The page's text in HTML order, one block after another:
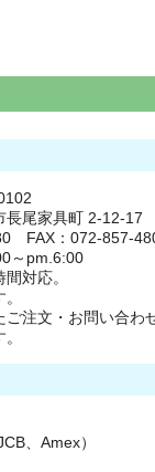
長尾家具町 2-12-17
FAX：072-857-
～pm.6:00
対応。
ご注文・お問い合わ
、Amex）